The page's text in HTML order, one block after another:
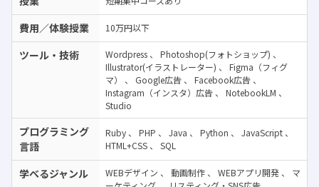
費用／体験授業 10万円以下
ツール・技術 Wordpress 、 Photoshop(フォトショップ) 、
Illustrator(イラストレーター) 、 Figma（フィグ
マ）
、 Google広告 、 Facebook広告 、
Instagram（インスタ）広告 、 NotebookLM 、
Studio
プログラミング
言語
Ruby 、 PHP 、 Java 、 Python 、 JavaScript 、
HTML+CSS 、 SQL
学べるジャンル WEBデザイン 、 動画制作 、 WEBアプリ開発 、 マ